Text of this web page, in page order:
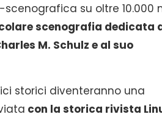
su oltre 10.000
scenografia dedicata
M. Schulz e al suo
storici diventeranno una
con la storica rivista